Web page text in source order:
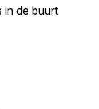
de buurt